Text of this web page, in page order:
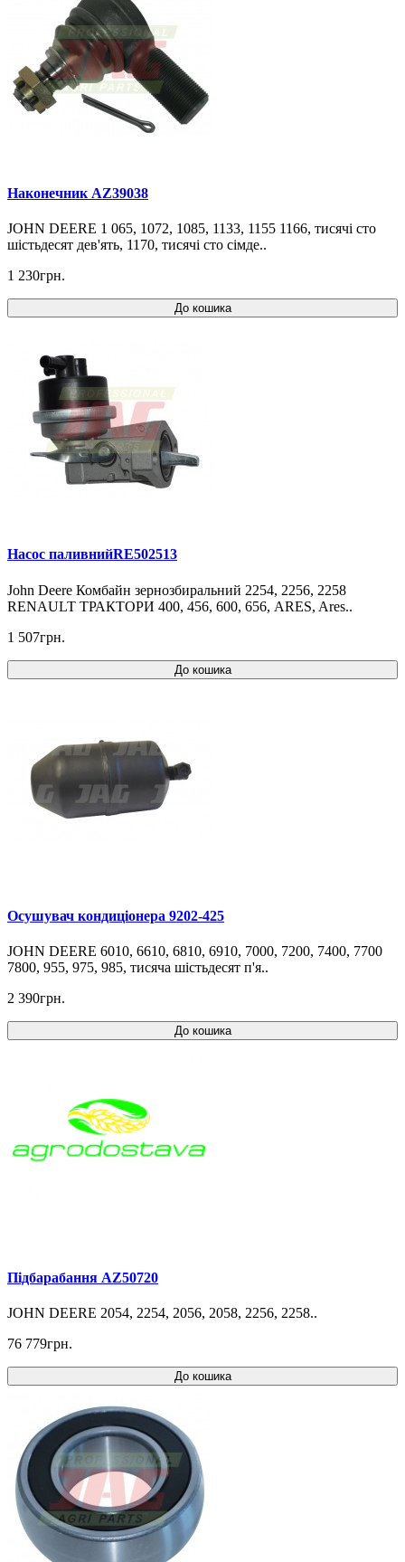
Наконечник AZ39038
JOHN DEERE 1 065, 1072, 1085, 1133, 1155 1166, тисячі сто
шістьдесят дев'ять, 1170, тисячі сто сімде..
1 230грн.
До кошика
Насос паливнийRE502513
John Deere Комбайн зернозбиральний 2254, 2256, 2258
RENAULT ТРАКТОРИ 400, 456, 600, 656, ARES, Ares..
1 507грн.
До кошика
Осушувач кондиціонера 9202-425
JOHN DEERE 6010, 6610, 6810, 6910, 7000, 7200, 7400, 7700
7800, 955, 975, 985, тисяча шістьдесят п'я..
2 390грн.
До кошика
Підбарабання AZ50720
JOHN DEERE 2054, 2254, 2056, 2058, 2256, 2258..
76 779грн.
До кошика